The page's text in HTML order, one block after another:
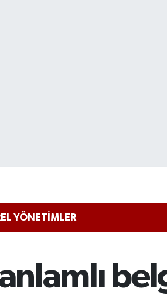
YÖNETİMLER